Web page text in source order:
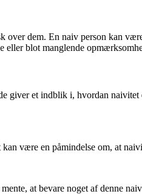
dem. En naiv person kan
blot manglende
giver et indblik i, hvordan naivitet
være en påmindelse om, at
at bevare noget af denne